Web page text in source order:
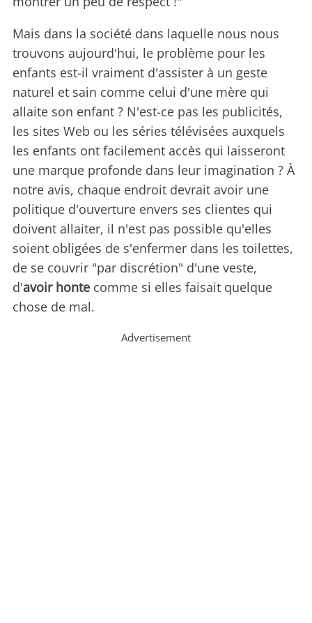
Mais dans la société dans laquelle nous nous
trouvons aujourd'hui, le problème pour les
enfants est-il vraiment d'assister à un geste
naturel et sain comme celui d'une mère qui
allaite son enfant ? N'est-ce pas les publicités,
les sites Web ou les séries télévisées auxquels
les enfants ont facilement accès qui laisseront
une marque profonde dans leur imagination ? À
notre avis, chaque endroit devrait avoir une
politique d'ouverture envers ses clientes qui
doivent allaiter, il n'est pas possible qu'elles
soient obligées de s'enfermer dans les toilettes,
de se couvrir "par discrétion" d'une veste,
d'avoir honte comme si elles faisait quelque
chose de mal.
Advertisement